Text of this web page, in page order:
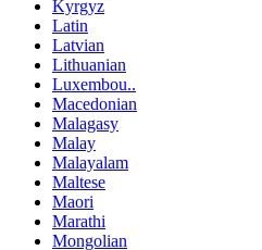
Kyrgyz
Latin
Latvian
Lithuanian
Luxembou..
Macedonian
Malagasy
Malay
Malayalam
Maltese
Maori
Marathi
Mongolian